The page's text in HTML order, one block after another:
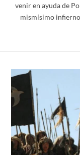
venir en ayuda de
mismísimo